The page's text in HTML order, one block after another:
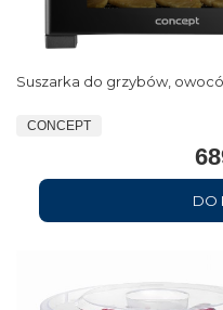
Suszarka do grzybów,
CONCEPT
DO